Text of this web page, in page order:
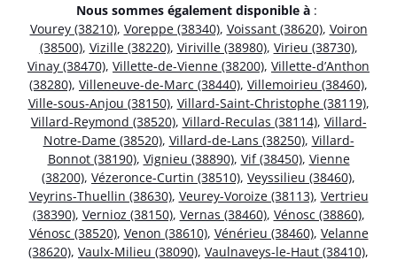
Nous sommes également disponible à :
Vourey (38210), Voreppe (38340), Voissant (38620), Voiron
(38500), Vizille (38220), Viriville (38980), Virieu (38730),
Vinay (38470), Villette-de-Vienne (38200), Villette-d’Anthon
(38280), Villeneuve-de-Marc (38440), Villemoirieu (38460),
Ville-sous-Anjou (38150), Villard-Saint-Christophe (38119),
Villard-Reymond (38520), Villard-Reculas (38114), Villard-
Notre-Dame (38520), Villard-de-Lans (38250), Villard-
Bonnot (38190), Vignieu (38890), Vif (38450), Vienne
(38200), Vézeronce-Curtin (38510), Veyssilieu (38460),
Veyrins-Thuellin (38630), Veurey-Voroize (38113), Vertrieu
(38390), Vernioz (38150), Vernas (38460), Vénosc (38860),
Vénosc (38520), Venon (38610), Vénérieu (38460), Velanne
(38620), Vaulx-Milieu (38090), Vaulnaveys-le-Haut (38410),